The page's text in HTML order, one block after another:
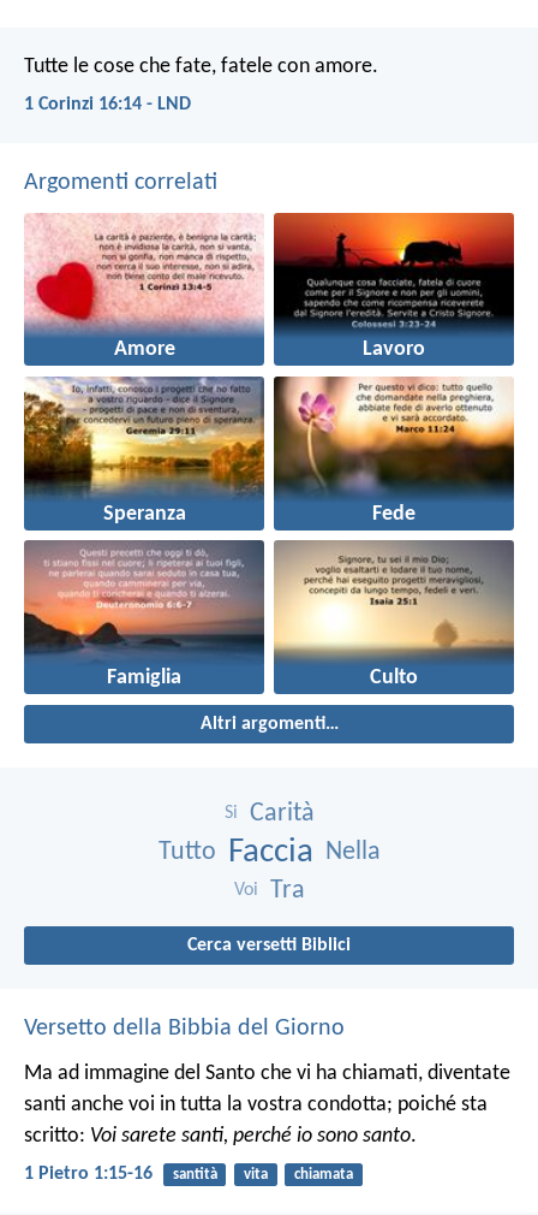
Tutte le cose che fate, fatele con amore.
1 Corinzi 16:14 - LND
Argomenti correlati
Amore Lavoro
Speranza Fede
Famiglia Culto
Altri argomenti…
Si
Carità
Tutto
Faccia Nella
Voi Tra
Cerca versetti Biblici
Versetto della Bibbia del Giorno
Ma ad immagine del Santo che vi ha chiamati, diventate
santi anche voi in tutta la vostra condotta; poiché sta
scritto: Voi sarete santi, perché io sono santo.
1 Pietro 1:15-16 santità vita chiamata